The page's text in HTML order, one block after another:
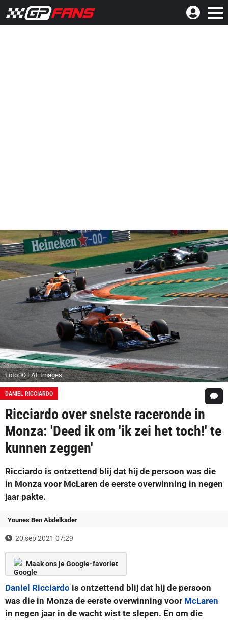
Foto: © LAT Images
DANIEL RICCIARDO
Ricciardo over snelste raceronde in
Monza: 'Deed ik om 'ik zei het toch!' te
kunnen zeggen'
Ricciardo is ontzettend blij dat hij de persoon was die
in Monza voor McLaren de eerste overwinning in negen
jaar pakte.
Younes Ben Abdelkader
20 sep 2021 07:29
Maak ons je Google-favoriet
Daniel Ricciardo is ontzettend blij dat hij de persoon
was die in Monza de eerste overwinning voor McLaren
in negen jaar in de wacht wist te slepen. En om die